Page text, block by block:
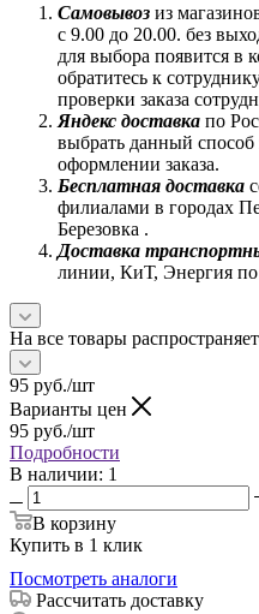
Самовывоз из
с 9.00 до 20.00. без
для выбора появится в
обратитесь к
проверки заказа
Яндекс доставка по
выбрать данный способ
оформлении заказа.
Бесплатная доставка
филиалами в городах
Березовка .
Доставка
линии, КиТ, Энергия
На все товары
95 руб./шт
Варианты цен
95 руб./шт
Подробности
В наличии: 1
В корзину
Купить в 1 клик
Посмотреть аналоги
Рассчитать доставку